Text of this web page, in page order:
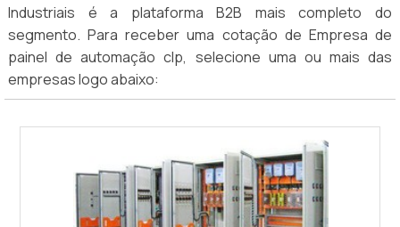
Industriais é a plataforma B2B mais completo do
segmento. Para receber uma cotação de Empresa de
painel de automação clp, selecione uma ou mais das
empresas logo abaixo: